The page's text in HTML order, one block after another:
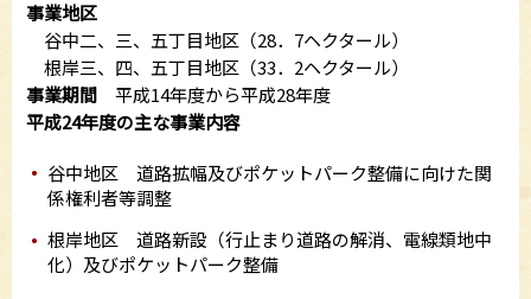
事業地区
谷中二、三、五丁目地区（28．7ヘクタール）
根岸三、四、五丁目地区（33．2ヘクタール）
事業期間 平成14年度から平成28年度
平成24年度の主な事業内容
谷中地区 道路拡幅及びポケットパーク整備に向けた関
係権利者等調整
根岸地区 道路新設（行止まり道路の解消、電線類地中
化）及びポケットパーク整備